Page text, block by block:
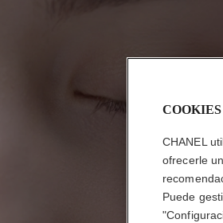
CHANEL
ofrecerle
Puede